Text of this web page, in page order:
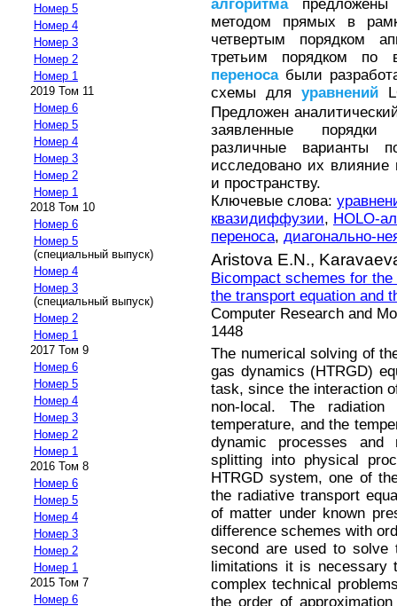
Номер 5
Номер 4
Номер 3
Номер 2
Номер 1
2019 Том 11
Номер 6
Номер 5
Номер 4
Номер 3
Номер 2
Номер 1
2018 Том 10
Номер 6
Номер 5
(специальный выпуск)
Номер 4
Номер 3
(специальный выпуск)
Номер 2
Номер 1
2017 Том 9
Номер 6
Номер 5
Номер 4
Номер 3
Номер 2
Номер 1
2016 Том 8
Номер 6
Номер 5
Номер 4
Номер 3
Номер 2
Номер 1
2015 Том 7
Номер 6
алгоритмапредложены
методом прямых в
четвертым порядком
третьим порядком
переносабыли
схемы для уравнений
Предложен
заявленные порядки
различные варианты
исследовано их
и пространству.
Ключевые слова:
квазидиффузии, HOLO-
переноса, диагонально-
Aristova E.N.,
Bicompact schemes for the
the transport equation and
Computer Research and
1448
The numerical solving of
gas dynamics (HTRGD)
task, since the interaction
non-local. The radiation
temperature, and the
dynamic processes and
splitting into physical
HTRGD system, one of
the radiative transport
of matter under known
difference schemes with
second are used to solve
limitations it is necessary
complex technical
the order of